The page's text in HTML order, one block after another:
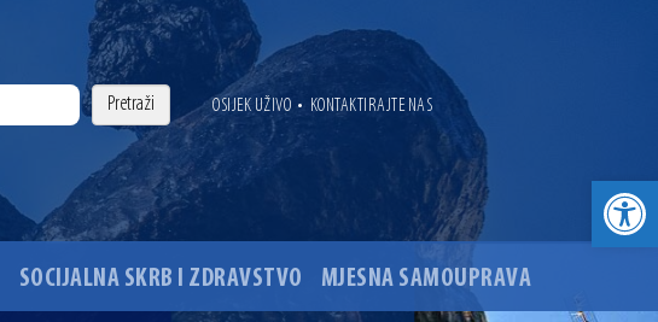
OSIJEK UŽIVO • KONTAKTIRAJTE NAS
SOCIJALNA SKRB I ZDRAVSTVO MJESNA SAMOUPRAVA